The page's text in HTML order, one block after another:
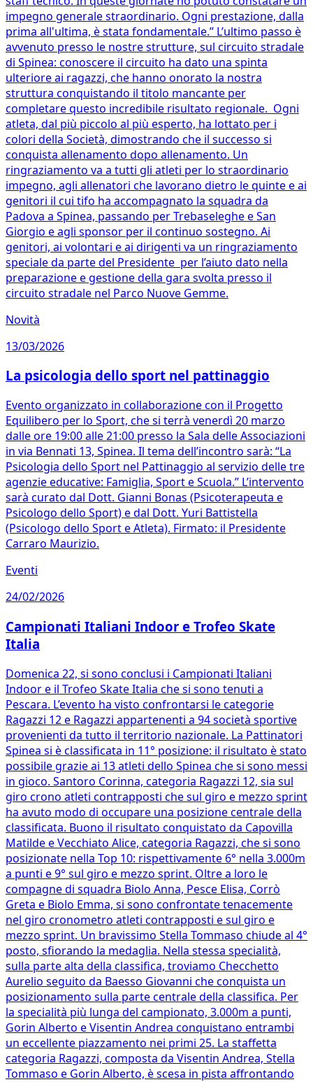
impegno generale straordinario. Ogni prestazione, dalla
prima all'ultima, è stata fondamentale.” L’ultimo passo è
avvenuto presso le nostre strutture, sul circuito stradale
di Spinea: conoscere il circuito ha dato una spinta
ulteriore ai ragazzi, che hanno onorato la nostra
struttura conquistando il titolo mancante per
completare questo incredibile risultato regionale. Ogni
atleta, dal più piccolo al più esperto, ha lottato per i
colori della Società, dimostrando che il successo si
conquista allenamento dopo allenamento. Un
ringraziamento va a tutti gli atleti per lo straordinario
impegno, agli allenatori che lavorano dietro le quinte e ai
genitori il cui tifo ha accompagnato la squadra da
Padova a Spinea, passando per Trebaseleghe e San
Giorgio e agli sponsor per il continuo sostegno. Ai
genitori, ai volontari e ai dirigenti va un ringraziamento
speciale da parte del Presidente per l’aiuto dato nella
preparazione e gestione della gara svolta presso il
circuito stradale nel Parco Nuove Gemme.
Novità
13/03/2026
La psicologia dello sport nel pattinaggio
Evento organizzato in collaborazione con il Progetto
Equilibero per lo Sport, che si terrà venerdì 20 marzo
dalle ore 19:00 alle 21:00 presso la Sala delle Associazioni
in via Bennati 13, Spinea. Il tema dell’incontro sarà: “La
Psicologia dello Sport nel Pattinaggio al servizio delle tre
agenzie educative: Famiglia, Sport e Scuola.” L’intervento
sarà curato dal Dott. Gianni Bonas (Psicoterapeuta e
Psicologo dello Sport) e dal Dott. Yuri Battistella
(Psicologo dello Sport e Atleta). Firmato: il Presidente
Carraro Maurizio.
Eventi
24/02/2026
Campionati Italiani Indoor e Trofeo Skate
Italia
Domenica 22, si sono conclusi i Campionati Italiani
Indoor e il Trofeo Skate Italia che si sono tenuti a
Pescara. L’evento ha visto confrontarsi le categorie
Ragazzi 12 e Ragazzi appartenenti a 94 società sportive
provenienti da tutto il territorio nazionale. La Pattinatori
Spinea si è classificata in 11° posizione: il risultato è stato
possibile grazie ai 13 atleti dello Spinea che si sono messi
in gioco. Santoro Corinna, categoria Ragazzi 12, sia sul
giro crono atleti contrapposti che sul giro e mezzo sprint
ha avuto modo di occupare una posizione centrale della
classificata. Buono il risultato conquistato da Capovilla
Matilde e Vecchiato Alice, categoria Ragazzi, che si sono
posizionate nella Top 10: rispettivamente 6° nella 3.000m
a punti e 9° sul giro e mezzo sprint. Oltre a loro le
compagne di squadra Biolo Anna, Pesce Elisa, Corrò
Greta e Biolo Emma, si sono confrontate tenacemente
nel giro cronometro atleti contrapposti e sul giro e
mezzo sprint. Un bravissimo Stella Tommaso chiude al 4°
posto, sfiorando la medaglia. Nella stessa specialità,
sulla parte alta della classifica, troviamo Checchetto
Aurelio seguito da Baesso Giovanni che conquista un
posizionamento sulla parte centrale della classifica. Per
la specialità più lunga del campionato, 3.000m a punti,
Gorin Alberto e Visentin Andrea conquistano entrambi
un eccellente piazzamento nei primi 25. La staffetta
categoria Ragazzi, composta da Visentin Andrea, Stella
Tommaso e Gorin Alberto, è scesa in pista affrontando